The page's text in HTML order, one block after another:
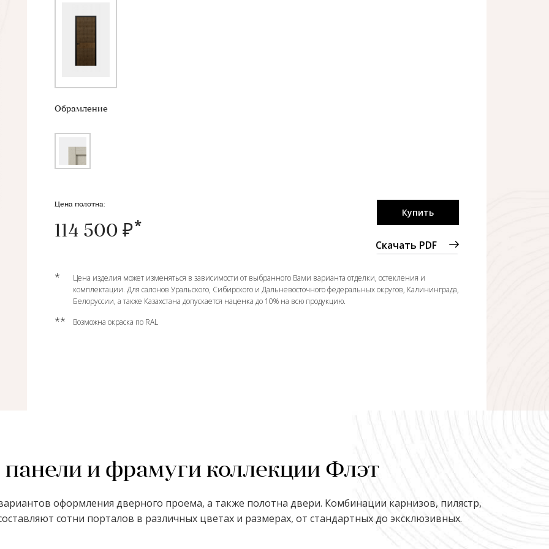
Обрамление
Купить
Скачать PDF
Цена полотна:
114 500 ₽
*
Цена изделия может изменяться в зависимости от выбранного Вами варианта отделки, остекления и
комплектации. Для салонов Уральского, Сибирского и Дальневосточного федеральных округов, Калининграда,
Белоруссии, а также Казахстана допускается наценка до 10% на всю продукцию.
** Возможна окраска по RAL
и фрамуги коллекции Флэт
оформления дверного проема, а также полотна двери. Комбинации карнизов, пилястр,
сотни порталов в различных цветах и размерах, от стандартных до эксклюзивных.